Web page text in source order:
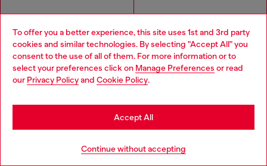
To offer you a better experience, this site uses 1st and 3rd party
cookies and similar technologies. By selecting "Accept All" you
consent to the use of all of them. For more information or to
select your preferences click on Manage Preferences or read
our Privacy Policyand Cookie Policy.
Continue without accepting
Accept All
Choose your location
You are currently browsing Morocco website, but it seems you
may be based in United States